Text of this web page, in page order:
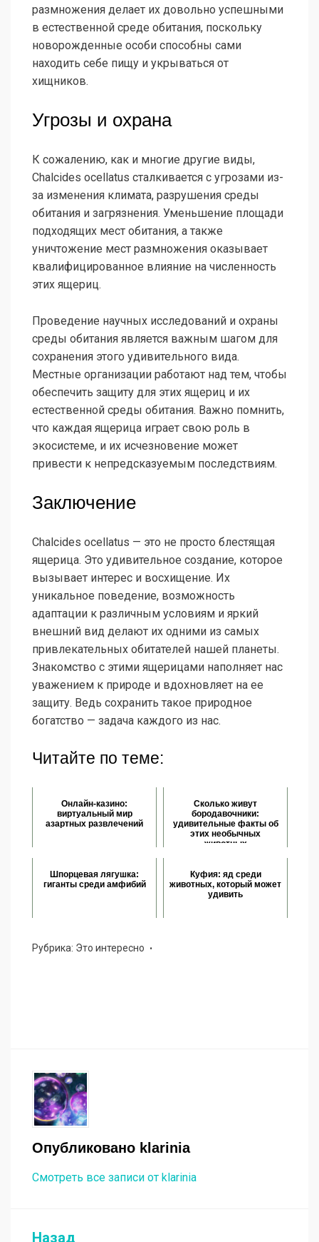
размножения делает их довольно успешными
в естественной среде обитания, поскольку
новорожденные особи способны сами
находить себе пищу и укрываться от
хищников.
Угрозы и охрана
К сожалению, как и многие другие виды,
Chalcides ocellatus сталкивается с угрозами из-
за изменения климата, разрушения среды
обитания и загрязнения. Уменьшение площади
подходящих мест обитания, а также
уничтожение мест размножения оказывает
квалифицированное влияние на численность
этих ящериц.
Проведение научных исследований и охраны
среды обитания является важным шагом для
сохранения этого удивительного вида.
Местные организации работают над тем, чтобы
обеспечить защиту для этих ящериц и их
естественной среды обитания. Важно помнить,
что каждая ящерица играет свою роль в
экосистеме, и их исчезновение может
привести к непредсказуемым последствиям.
Заключение
Chalcides ocellatus — это не просто блестящая
ящерица. Это удивительное создание, которое
вызывает интерес и восхищение. Их
уникальное поведение, возможность
адаптации к различным условиям и яркий
внешний вид делают их одними из самых
привлекательных обитателей нашей планеты.
Знакомство с этими ящерицами наполняет нас
уважением к природе и вдохновляет на ее
защиту. Ведь сохранить такое природное
богатство — задача каждого из нас.
Читайте по теме:
Онлайн-казино:
виртуальный мир
азартных развлечений
Сколько живут
бородавочники:
удивительные факты об
этих необычных
животных
Шпорцевая лягушка:
гиганты среди амфибий
Куфия: яд среди
животных, который может
удивить
Рубрика: Это интересно
Опубликовано klarinia
Смотреть все записи от klarinia
Назад